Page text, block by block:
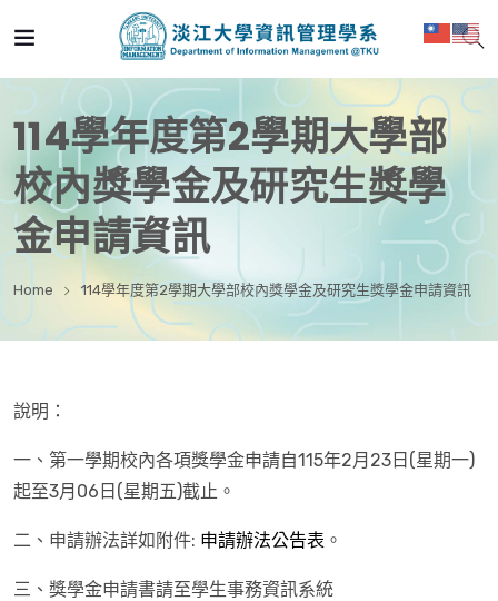
114學年度第2學期大學部
校內獎學金及研究生獎學
金申請資訊
Home 114學年度第2學期大學部校內獎學金及研究生獎學金申請資訊
說明：
一、第一學期校內各項獎學金申請自115年2月23日(星期一)
起至3月06日(星期五)截止。
二、申請辦法詳如附件: 申請辦法公告表 。
三、獎學金申請書請至學生事務資訊系統